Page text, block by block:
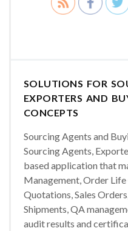
SOLUTIONS FOR
EXPORTERS AND
CONCEPTS
Sourcing Agents and
Sourcing Agents,
based application that
Management, Order
Quotations, Sales
Shipments, QA
audit results and